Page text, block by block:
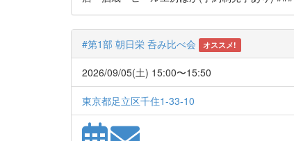
#第1部 朝日栄 呑み比べ会 オススメ!
2026/09/05(土) 15:00〜15:50
東京都足立区千住1-33-10